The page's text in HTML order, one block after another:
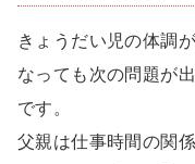
きょうだい児の体調
なっても次の問題が
です。
父親は仕事時間の関